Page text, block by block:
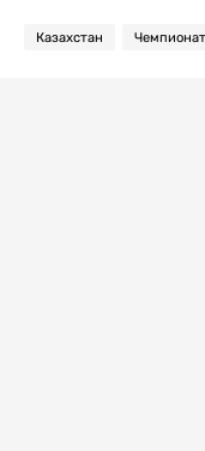
Казахстан